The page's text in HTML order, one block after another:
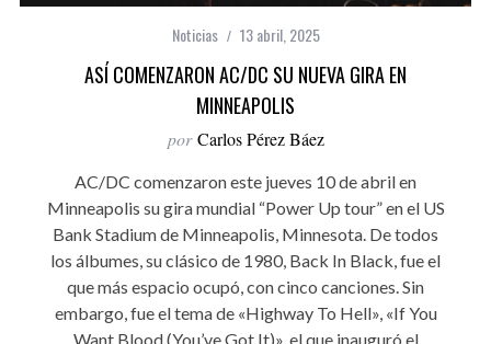
Noticias 13 abril, 2025
ASÍ COMENZARON AC/DC SU NUEVA GIRA EN
MINNEAPOLIS
por Carlos Pérez Báez
AC/DC comenzaron este jueves 10 de abril en
Minneapolis su gira mundial “Power Up tour” en el US
Bank Stadium de Minneapolis, Minnesota. De todos
los álbumes, su clásico de 1980, Back In Black, fue el
que más espacio ocupó, con cinco canciones. Sin
embargo, fue el tema de «Highway To Hell», «If You
Want Blood (You’ve Got It)», el que inauguró el